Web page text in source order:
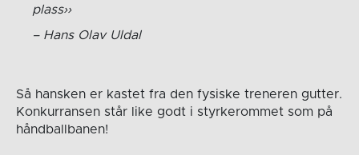
plass
Hans Olav Uldal
Så hansken er kastet fra den fysiske treneren gutter.
Konkurransen står like godt i styrkerommet som på
håndballbanen!